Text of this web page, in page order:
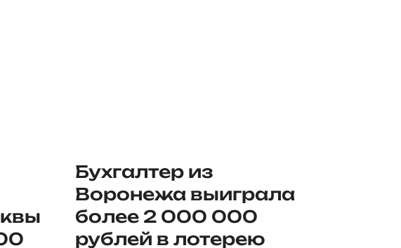
Бухгалтер из
Воронежа выиграла
более 2 000 000
рублей в лотерею